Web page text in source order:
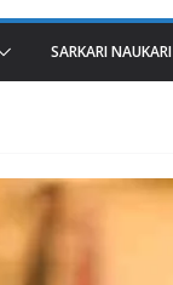
SARKARI NAUKARI